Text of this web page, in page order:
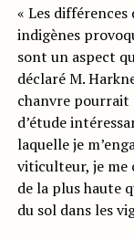
« Les
indigènes
sont un aspect
déclaré M.
chanvre pourrait
d’étude
laquelle je
viticulteur, je
de la plus haute
du sol dans les